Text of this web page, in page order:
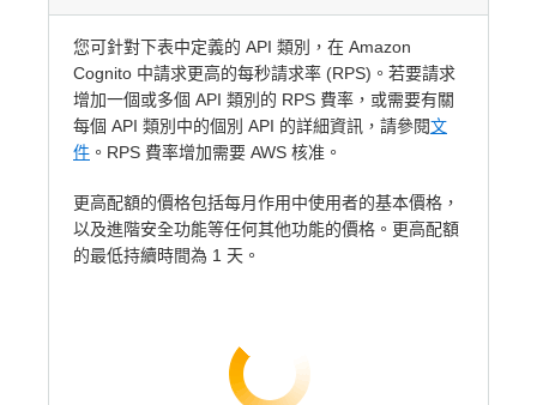
您可針對下表中定義的 API 類別，在 Amazon
Cognito 中請求更高的每秒請求率 (RPS)。若要請求
增加一個或多個 API 類別的 RPS 費率，或需要有關
每個 API 類別中的個別 API 的詳細資訊，請參閱文
件 。RPS 費率增加需要 AWS 核准。
更高配額的價格包括每月作用中使用者的基本價格，
以及進階安全功能等任何其他功能的價格。更高配額
的最低持續時間為 1 天。